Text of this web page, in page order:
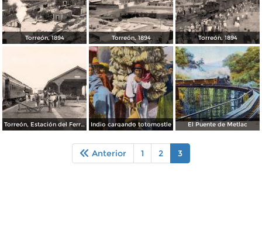
Torreón, 1894 Torreón, 1894 Torreón, 1894
Torreón, Estación del Ferrocarril, 1894 Indio cargando totomostle El Puente de Metlac
Anterior 1 2 3